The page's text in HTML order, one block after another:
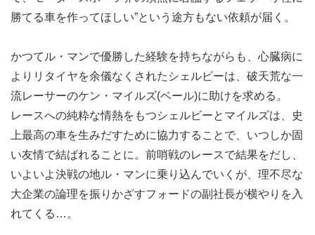
勝てる車を作ってほしい”という途方もない依頼が届く。
かつてル・マンで優勝した経験を持ちながらも、心臓病に
よりリタイヤを余儀なくされたシェルビーは、破天荒な一
流レーサーのケン・マイルズ(ベール)に助けを求める。
レースへの純粋な情熱をもつシェルビーとマイルズは、史
上最高の車を生みだすために協力することで、いつしか固
い友情で結ばれることに。前哨戦のレースで結果をだし、
いよいよ決戦の地ル・マンに乗り込んでいくが、理不尽な
大企業の論理を振りかざすフォードの副社長が横やりを入
れてくる…。